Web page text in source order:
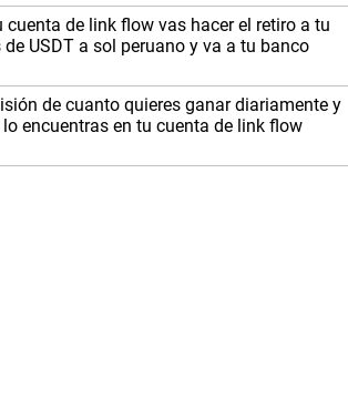
de link flow vas hacer el retiro a tu
USDT a sol peruano y va a tu banco
de cuanto quieres ganar diariamente y
encuentras en tu cuenta de link flow